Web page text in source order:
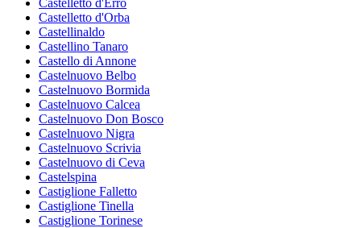
Castelletto d'Orba
Castellinaldo
Castellino Tanaro
Castello di Annone
Castelnuovo Belbo
Castelnuovo Bormida
Castelnuovo Calcea
Castelnuovo Don Bosco
Castelnuovo Nigra
Castelnuovo Scrivia
Castelnuovo di Ceva
Castelspina
Castiglione Falletto
Castiglione Tinella
Castiglione Torinese